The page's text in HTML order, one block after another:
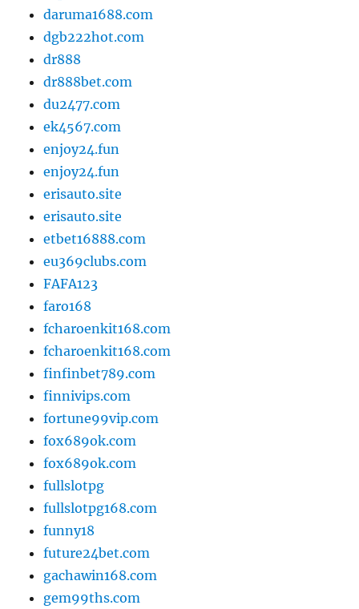
daruma1688.com
dgb222hot.com
dr888
dr888bet.com
du2477.com
ek4567.com
enjoy24.fun
enjoy24.fun
erisauto.site
erisauto.site
etbet16888.com
eu369clubs.com
FAFA123
faro168
fcharoenkit168.com
fcharoenkit168.com
finfinbet789.com
finnivips.com
fortune99vip.com
fox689ok.com
fox689ok.com
fullslotpg
fullslotpg168.com
funny18
future24bet.com
gachawin168.com
gem99ths.com